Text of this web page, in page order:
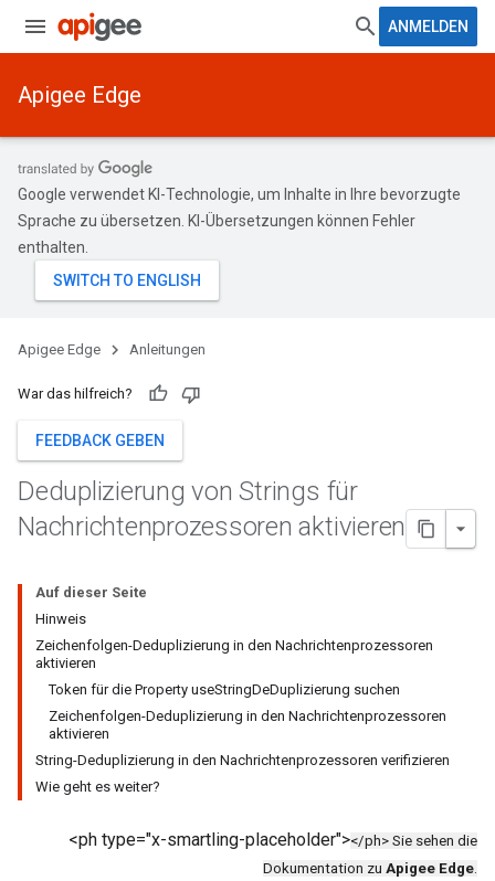
ANMELDEN
Apigee Edge
Google verwendet KI-Technologie, um Inhalte in Ihre bevorzugte
Sprache zu übersetzen. KI-Übersetzungen können Fehler
enthalten.
Apigee Edge Anleitungen
War das hilfreich?
FEEDBACK GEBEN
Deduplizierung von Strings für
Nachrichtenprozessoren aktivieren
Auf dieser Seite
Hinweis
Zeichenfolgen-Deduplizierung in den Nachrichtenprozessoren
aktivieren
Token für die Property useStringDeDuplizierung suchen
Zeichenfolgen-Deduplizierung in den Nachrichtenprozessoren
aktivieren
String-Deduplizierung in den Nachrichtenprozessoren verifizieren
Wie geht es weiter?
<ph type="x-smartling-placeholder"></ph> Sie sehen die
Dokumentation zu Apigee Edge.